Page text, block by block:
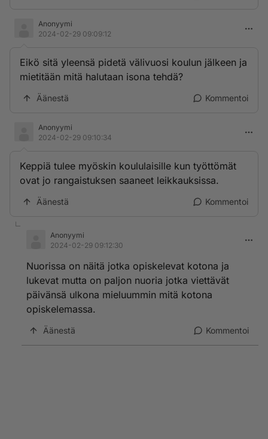
Anonyymi
2024-02-29 09:09:12
Eikö sitä yleensä pidetä välivuosi koulun jälkeen ja
mietitään mitä halutaan isona tehdä?
Äänestä Kommentoi
Anonyymi
2024-02-29 09:10:34
Keppiä tulee myöskin koululaisille kun työttömät
ovat jo rangaistuksen saaneet leikkauksissa.
Äänestä Kommentoi
Anonyymi
2024-02-29 09:12:30
Nuorissa on näitä jotka opiskelevat kotona ja
lukevat mutta on paljon nuoria jotka viettävät
päivänsä ulkona mieluummin mitä kotona
opiskelemassa.
Äänestä Kommentoi